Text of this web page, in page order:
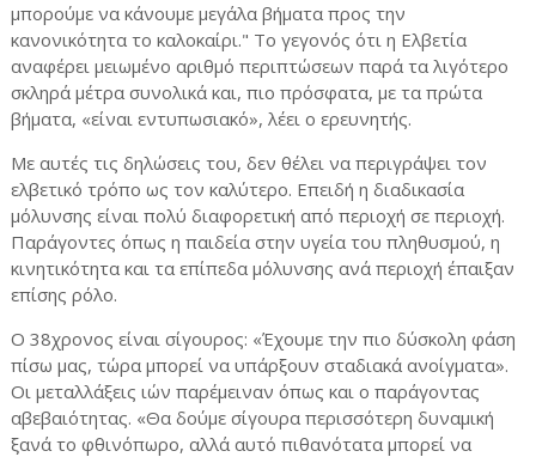
μπορούμε να κάνουμε μεγάλα βήματα προς την
κανονικότητα το καλοκαίρι." Το γεγονός ότι η Ελβετία
αναφέρει μειωμένο αριθμό περιπτώσεων παρά τα λιγότερο
σκληρά μέτρα συνολικά και, πιο πρόσφατα, με τα πρώτα
βήματα, «είναι εντυπωσιακό», λέει ο ερευνητής.
Με αυτές τις δηλώσεις του, δεν θέλει να περιγράψει τον
ελβετικό τρόπο ως τον καλύτερο. Επειδή η διαδικασία
μόλυνσης είναι πολύ διαφορετική από περιοχή σε περιοχή.
Παράγοντες όπως η παιδεία στην υγεία του πληθυσμού, η
κινητικότητα και τα επίπεδα μόλυνσης ανά περιοχή έπαιξαν
επίσης ρόλο.
Ο 38χρονος είναι σίγουρος: «Έχουμε την πιο δύσκολη φάση
πίσω μας, τώρα μπορεί να υπάρξουν σταδιακά ανοίγματα».
Οι μεταλλάξεις ιών παρέμειναν όπως και ο παράγοντας
αβεβαιότητας. «Θα δούμε σίγουρα περισσότερη δυναμική
ξανά το φθινόπωρο, αλλά αυτό πιθανότατα μπορεί να